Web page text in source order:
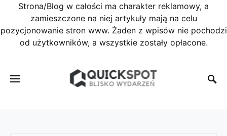
Strona/Blog w całości ma charakter reklamowy, a
zamieszczone na niej artykuły mają na celu
pozycjonowanie stron www. Żaden z wpisów nie pochodzi
od użytkowników, a wszystkie zostały opłacone.